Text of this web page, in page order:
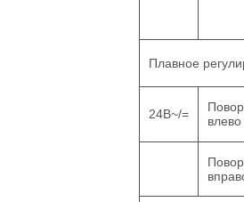
Плавное
24В~/=
влево